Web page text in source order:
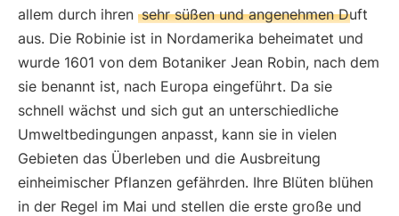
allem durch ihren sehr süßen und angenehmen Duft
aus. Die Robinie ist in Nordamerika beheimatet und
wurde 1601 von dem Botaniker Jean Robin, nach dem
sie benannt ist, nach Europa eingeführt. Da sie
schnell wächst und sich gut an unterschiedliche
Umweltbedingungen anpasst, kann sie in vielen
Gebieten das Überleben und die Ausbreitung
einheimischer Pflanzen gefährden. Ihre Blüten blühen
in der Regel im Mai und stellen die erste große und